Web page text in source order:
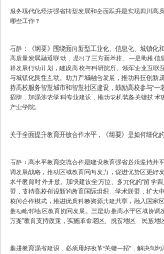
服务现代化经济强省转型发展和全面跃升是实现四川
哪些工作？
石静：《纲要》围绕面向新型工业化、信息化、城镇化
高质量发展融通联动，提出了三方面举措。一是助推信
群发展行动计划，建设高校与科研院所、领军企业互联
与城镇化良性互动。助力产城融合发展，推动科技创新
持高校服务智慧城市和智慧社区建设，鼓励高校参与“
招牌，加强涉农学科专业建设，推动农机装备关键技术
产业学院。
关于全面提升教育开放合作水平，《纲要》是如何细化
石静：高水平教育交流合作是建设教育强省必须坚持并
调发展战略，推动区域教育同向发力，促进优势区更好
水平教育对外开放。加快建设全方位、多元化的“留学
盟，支持高校创设新的教育国际组织、学术联盟，扩大
校间合作模式，推进优质科教资源共建共享，融入国家
推动毗邻地区教育协同发展。三是助推高水平区域协
方案”教育支持政策，实施革命老区、脱贫地区、民族地
推进教育强省建设，必须用好改革“关键一招”，解决制